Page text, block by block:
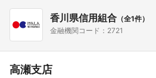
香川県信用組合 （全1件）
金融機関コード：2721
高瀬支店